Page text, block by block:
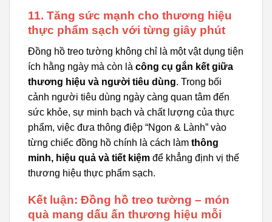
11. Tăng sức mạnh cho thương hiệu
thực phẩm sạch với từng giây phút
Đồng hồ treo tường không chỉ là một vật dụng tiện
ích hằng ngày mà còn là công cụ gắn kết giữa
thương hiệu và người tiêu dùng. Trong bối
cảnh người tiêu dùng ngày càng quan tâm đến
sức khỏe, sự minh bạch và chất lượng của thực
phẩm, việc đưa thông điệp “Ngon & Lành” vào
từng chiếc đồng hồ chính là cách làm thông
minh, hiệu quả và tiết kiệm để khẳng định vị thế
thương hiệu thực phẩm sạch.
Kết luận: Đồng hồ treo tường – món
quà mang dấu ấn thương hiệu mỗi